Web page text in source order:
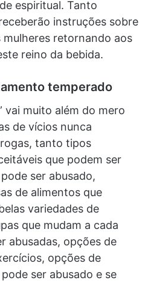
espiritual. Tanto
instruções sobre
retornando aos
reino da bebida.
temperado
vai muito além do mero
de vícios nunca
tanto tipos
que podem ser
ser abusado,
de alimentos que
variedades de
que mudam a cada
abusadas, opções de
opções de
ser abusado e se